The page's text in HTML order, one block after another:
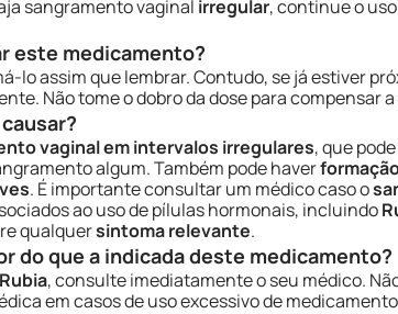
sangramento vaginal irregular, continue o
este medicamento?
lo assim que lembrar. Contudo, se já estiver
Não tome o dobro da dose para compensar
vaginal em intervalos irregulares, que
algum. Também pode haver
. É importante consultar um médico caso o
ao uso de pílulas hormonais, incluindo
qualquersintoma relevante.
do que a indicada deste medicamento?
Rubia, consulte imediatamente o seu médico.
em casos de uso excessivo de